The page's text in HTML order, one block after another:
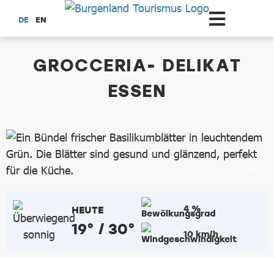
Zum Hauptinhalt springen
DE EN
GROCCERIA- DELIKAT
ESSEN
HEUTE
19° / 30°
4 %
10 km/h